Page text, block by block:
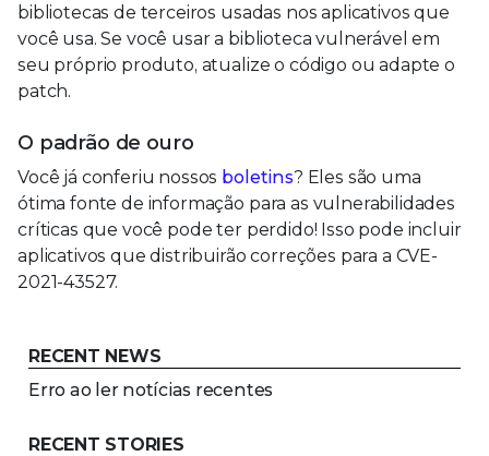
bibliotecas de terceiros usadas nos aplicativos que
você usa. Se você usar a biblioteca vulnerável em
seu próprio produto, atualize o código ou adapte o
patch.
O padrão de ouro
Você já conferiu nossos boletins? Eles são uma
ótima fonte de informação para as vulnerabilidades
críticas que você pode ter perdido! Isso pode incluir
aplicativos que distribuirão correções para a CVE-
2021-43527.
RECENT NEWS
Erro ao ler notícias recentes
RECENT STORIES